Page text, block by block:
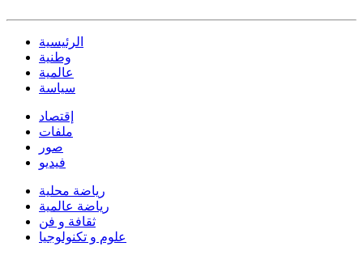
الرئيسية
وطنية
عالمية
سياسة
إقتصاد
ملفات
صور
فيديو
رياضة محلية
رياضة عالمية
ثقافة و فن
علوم و تكنولوجيا